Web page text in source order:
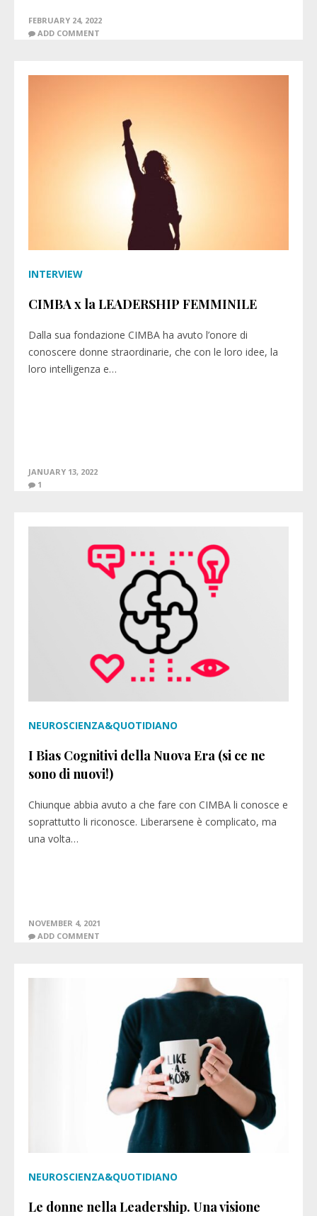
FEBRUARY 24, 2022
ADD COMMENT
INTERVIEW
CIMBA x la LEADERSHIP FEMMINILE
Dalla sua fondazione CIMBA ha avuto l’onore di
conoscere donne straordinarie, che con le loro idee, la
loro intelligenza e…
JANUARY 13, 2022
1
NEUROSCIENZA&QUOTIDIANO
I Bias Cognitivi della Nuova Era (si ce ne
sono di nuovi!)
Chiunque abbia avuto a che fare con CIMBA li conosce e
soprattutto li riconosce. Liberarsene è complicato, ma
una volta…
NOVEMBER 4, 2021
ADD COMMENT
NEUROSCIENZA&QUOTIDIANO
Le donne nella Leadership. Una visione